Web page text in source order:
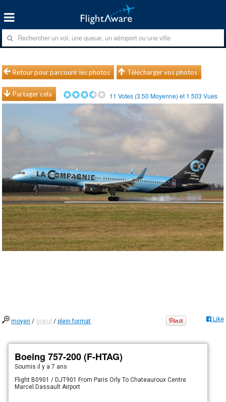
Retour pour parcourir les photos Télécharger vos photos
Partager cela 11 Votes (3.50 Moyenne) et 1.503 Vues
moyen / grand /plein format Like
Boeing 757-200 (F-HTAG)
Soumisil y a 7 ans
Flight B0901 / DJT901 From Paris Orly To Chateauroux Centre
Marcel Dassault Airport